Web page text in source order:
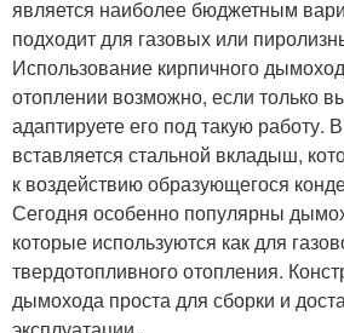
является наиболее бюджетным
подходит для газовых или
Использование кирпичного
отоплении возможно, если только
адаптируете его под такую работу.
вставляется стальной вкладыш,
к воздействию образующегося
Сегодня особенно популярны
которые используются как для
твердотопливного отопления.
дымохода проста для сборки и